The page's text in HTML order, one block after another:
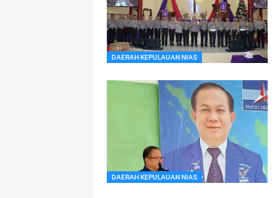
DAERAH KEPULAUAN NIAS
DAERAH KEPULAUAN NIAS